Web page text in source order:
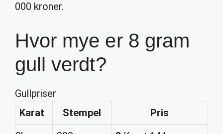
000 kroner.
Hvor mye er 8 gram
gull verdt?
Gullpriser
Karat
Stempel
Pris